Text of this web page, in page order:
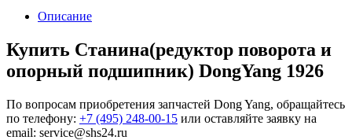
Описание
Купить Станина(редуктор поворота и
опорный подшипник) DongYang 1926
По вопросам приобретения запчастей Dong Yang, обращайтесь
по телефону: +7 (495) 248-00-15 или оставляйте заявку на
email: service@shs24.ru